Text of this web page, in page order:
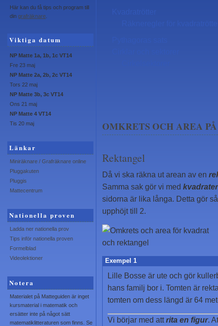
OMKRETS OCH AREA
Rektangel
Då vi ska räkna ut arean av en
Samma sak gör vi med
sidorna är lika långa. Detta gör
upphöjt till 2.
Exempel 1
Lille Bosse är ute och gör
hans familj bor i. Tomten är
tomten om dess längd är 64
Vi börjar med attrita en figur.
Här kan du få tips och program till
din grafräknare
Viktiga datum
NP Matte 1a, 1b, 1c VT14
Fre 23 maj
NP Matte 2a, 2b, 2c VT14
Tors 22 maj
NP Matte 3b, 3c VT14
Ons 21 maj
NP Matte 4 VT14
Tis 20 maj
Länkar
Miniräknare / Grafräknare online
Pluggakuten
Pluggis
Mattecentrum
Nationella proven
Ladda ner nationella prov
Tips inför nationella proven
Formelblad
Videolektioner
Notera
Materialet på Matteguiden är inget
kursmaterial i matematik och
ersätter inte på något sätt
matematiklitteraturen som finns. Se